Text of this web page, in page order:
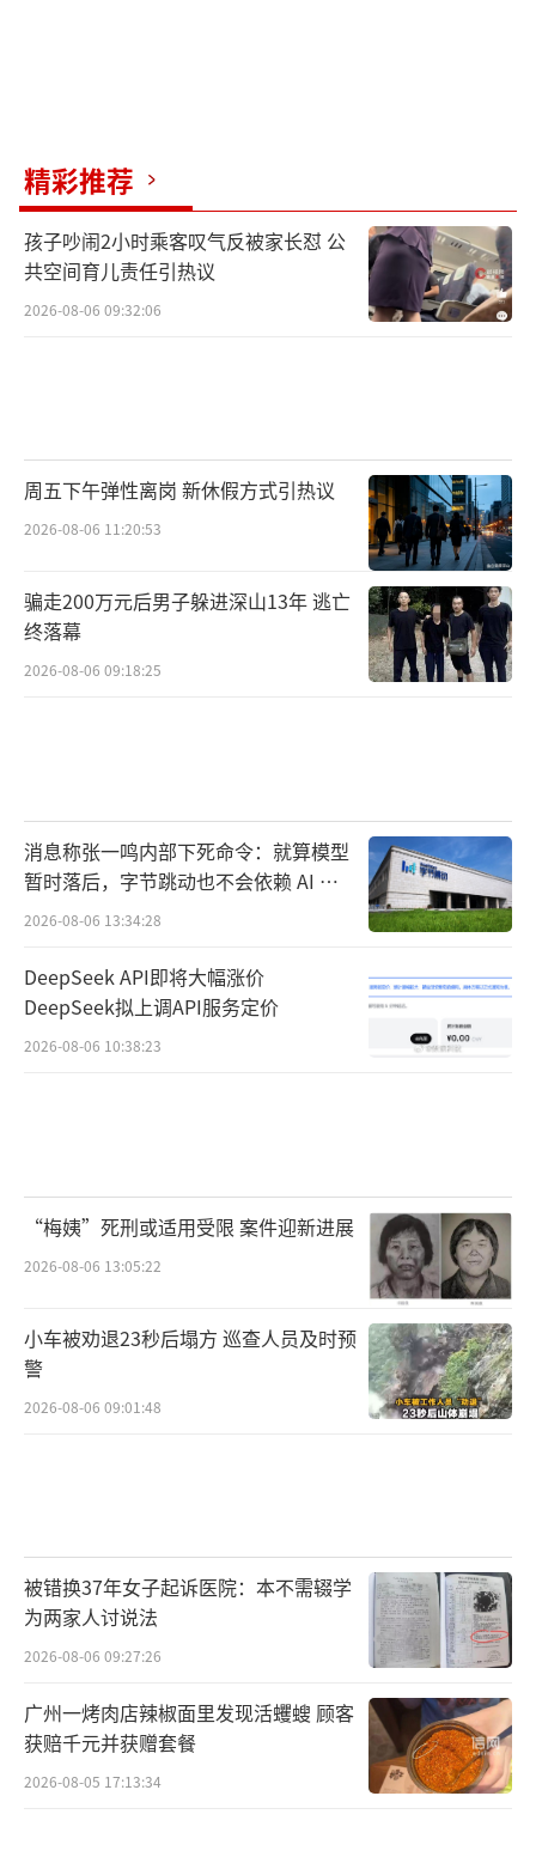
精彩推荐
孩子吵闹2小时乘客叹气反被家长怼 公
共空间育儿责任引热议
2026-08-06 09:32:06
周五下午弹性离岗 新休假方式引热议
2026-08-06 11:20:53
骗走200万元后男子躲进深山13年 逃亡
终落幕
2026-08-06 09:18:25
消息称张一鸣内部下死命令：就算模型
暂时落后，字节跳动也不会依赖 AI 蒸
馏技术
2026-08-06 13:34:28
DeepSeek API即将大幅涨价
DeepSeek拟上调API服务定价
2026-08-06 10:38:23
“梅姨”死刑或适用受限 案件迎新进展
2026-08-06 13:05:22
小车被劝退23秒后塌方 巡查人员及时预
警
2026-08-06 09:01:48
被错换37年女子起诉医院：本不需辍学
为两家人讨说法
2026-08-06 09:27:26
广州一烤肉店辣椒面里发现活蠼螋 顾客
获赔千元并获赠套餐
2026-08-05 17:13:34